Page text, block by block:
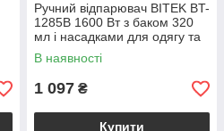
Ручний відпарювач BITEK BT-
1285B 1600 Вт з баком 320
мл і насадками для одягу та
меблів чорний
В наявності
1 097 ₴
Купити